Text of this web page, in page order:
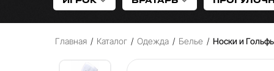
Главная / Каталог / Одежда / Белье / Носки и